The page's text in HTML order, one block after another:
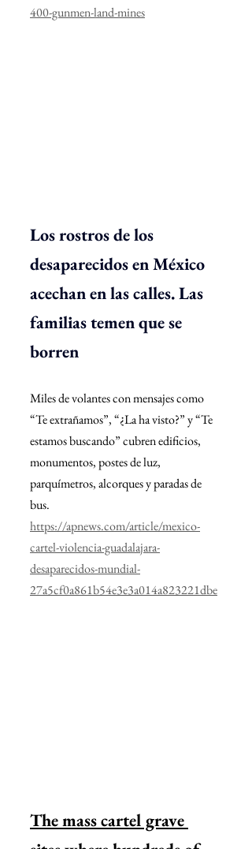
400-gunmen-land-mines
Los rostros de los
desaparecidos en México
acechan en las calles. Las
familias temen que se
borren
Miles de volantes con mensajes como
“Te extrañamos”, “¿La ha visto?” y “Te
estamos buscando” cubren edificios,
monumentos, postes de luz,
parquímetros, alcorques y paradas de
bus.
https://apnews.com/article/mexico-
cartel-violencia-guadalajara-
desaparecidos-mundial-
27a5cf0a861b54e3e3a014a823221dbe
The mass cartel grave